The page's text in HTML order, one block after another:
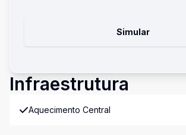
Simular
Infraestrutura
Aquecimento Central